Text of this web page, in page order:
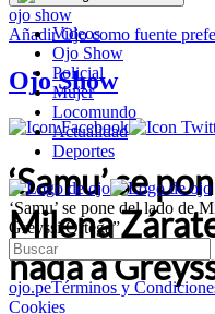
Videos
Ojo Show
Policial
Mujer
Locomundo
Actualidad
Deportes
‘Samu’ se pone del lado de
Greyssi Ortega”
ojo.peTérminos y
Cookies
ojo show
AñadirOjocomo fuente
Ojo Show
‘Samu’ se
Milena
nada a